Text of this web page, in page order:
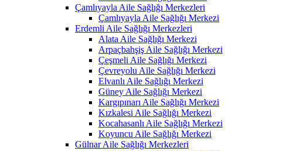
Çamlıyayla Aile Sağlığı Merkezleri
Çamlıyayla Aile Sağlığı Merkezi
Erdemli Aile Sağlığı Merkezleri
Alata Aile Sağlığı Merkezi
Arpaçbahşiş Aile Sağlığı Merkezi
Çeşmeli Aile Sağlığı Merkezi
Çevreyolu Aile Sağlığı Merkezi
Elvanlı Aile Sağlığı Merkezi
Güney Aile Sağlığı Merkezi
Kargıpınarı Aile Sağlığı Merkezi
Kızkalesi Aile Sağlığı Merkezi
Kocahasanlı Aile Sağlığı Merkezi
Koyuncu Aile Sağlığı Merkezi
Gülnar Aile Sağlığı Merkezleri